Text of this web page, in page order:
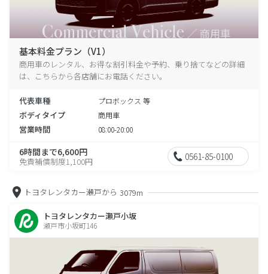
基本料金プラン（V1）
商用車のレンタル、お得な割引料金や予約、乗り捨てなどの詳細
は、こちらから各店舗にお電話ください。
代表車種 プロボックス 等
ボディタイプ 商用車
営業時間 08:00-20:00
6時間まで6,600円
免責補償制度1,100円 0561-85-0100
トヨタレンタカー瀬戸から 3079m
トヨタレンタカー瀬戸小坂
瀬戸市小坂町146